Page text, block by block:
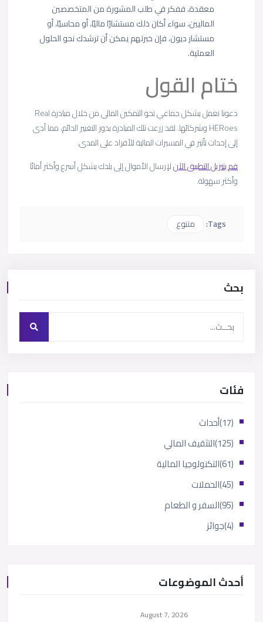
معقدة، ففكر في طلب المشورة من المتخصصين
الماليين، سواء أكان ذلك مستشارًا ماليًا، أو محاسبًا، أو
مستشار ديون، فإن خبرتهم يمكن أن ترشدك نحو الحلول
العملية.
ختام القول
دعونا نعمل بشكل جماعي نحو التمكين المالي من خلال مبادرة Real
HERoes وشركائها. لقد زرعت تلك المبادرة بذور التغيير الدائم، مما أدى
إلى إحداث تأثير في المسيرات المالية للأفراد على المدى.
قم بتنزيل التطبيق الآنلإرسال الأموال إلى بلدك بشكل أسرع وأكثر أمانًا
وأكثر سهولة.
Tags: متنوع
بحث
فئات
أحداث
(17)
التثقيف المالي
(125)
التكنولوجيا المالية
(61)
الحملات
(45)
السفر و الطعام
(95)
جوائز (4)
أحدث الموضوعات
August 7, 2026